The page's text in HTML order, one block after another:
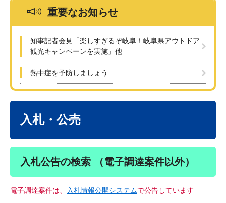
重要なお知らせ
知事記者会見「楽しすぎるぞ岐阜！岐阜県アウトドア
観光キャンペーンを実施」他
熱中症を予防しましょう
入札・公売
入札公告の検索 （電子調達案件以外）
電子調達案件は、 入札情報公開システムで公告しています